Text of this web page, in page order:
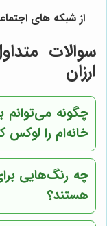
از شبکه های
سوالات
ارزان
چگونه می‌توانم
خانه‌ام را لوکس
چه رنگ‌هایی
هستند؟